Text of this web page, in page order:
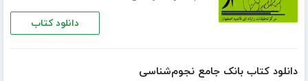
دانلود کتاب
دانلود کتاب بانک جامع نجوم‌شناسی